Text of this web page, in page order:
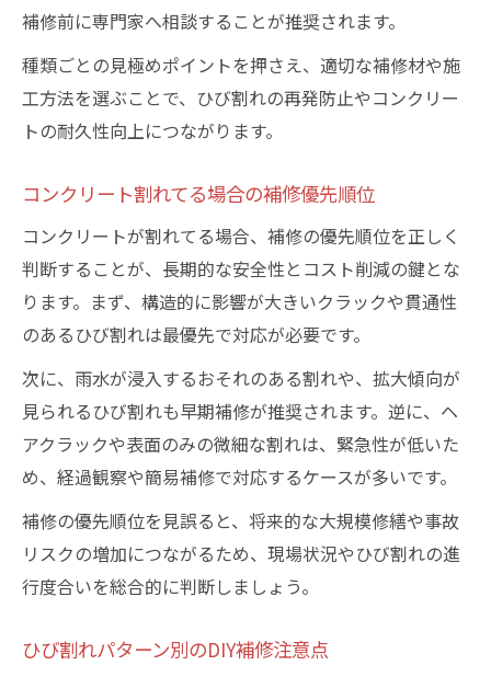
補修前に専門家へ相談することが推奨されます。
種類ごとの見極めポイントを押さえ、適切な補修材や施
工方法を選ぶことで、ひび割れの再発防止やコンクリー
トの耐久性向上につながります。
コンクリート割れてる場合の補修優先順位
コンクリートが割れてる場合、補修の優先順位を正しく
判断することが、長期的な安全性とコスト削減の鍵とな
ります。まず、構造的に影響が大きいクラックや貫通性
のあるひび割れは最優先で対応が必要です。
次に、雨水が浸入するおそれのある割れや、拡大傾向が
見られるひび割れも早期補修が推奨されます。逆に、ヘ
アクラックや表面のみの微細な割れは、緊急性が低いた
め、経過観察や簡易補修で対応するケースが多いです。
補修の優先順位を見誤ると、将来的な大規模修繕や事故
リスクの増加につながるため、現場状況やひび割れの進
行度合いを総合的に判断しましょう。
ひび割れパターン別のDIY補修注意点